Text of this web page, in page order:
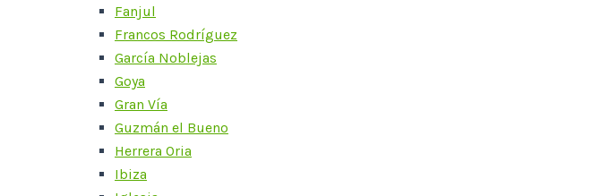
Fanjul
Francos Rodríguez
García Noblejas
Goya
Gran Vía
Guzmán el Bueno
Herrera Oria
Ibiza